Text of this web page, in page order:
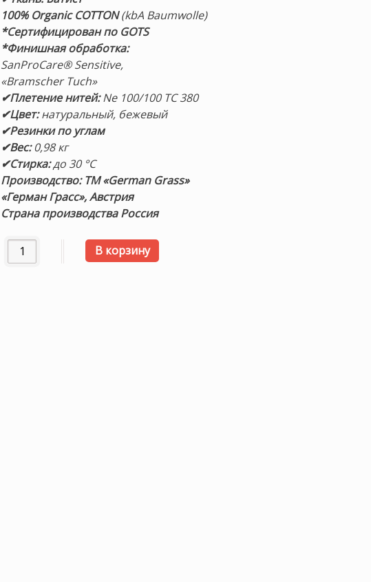
100% Organic COTТON(kbA Baumwolle)
*Сертифицирован по GOTS
*Финишная обработка:
SanProCare® Sensitive,
«Bramscher Tuch»
✔Плетение нитей:Ne 100/100 TC 380
✔Цвет:натуральный, бежевый
✔Резинки по углам
✔Вес:0,98 кг
✔Стирка:до 30 °С
Производство: ТМ «German Grass»
«Герман Грасс», Австрия
Страна производства Россия
Количество товара Наматрасник тонкий «Mattress Organic Linen
В корзину